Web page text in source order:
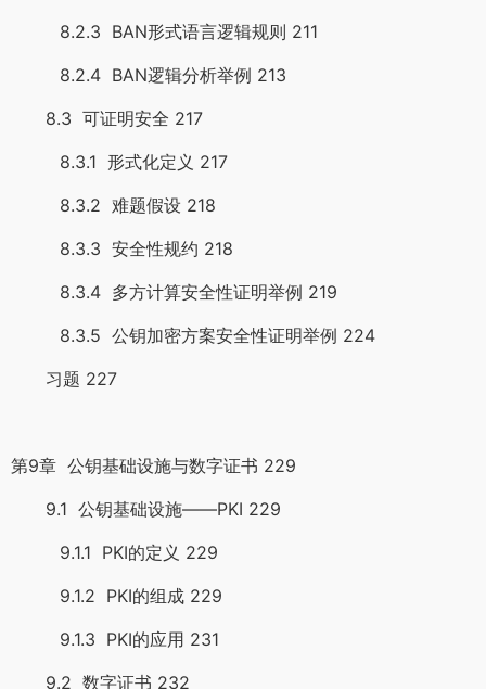
8.2.3 BAN形式语言逻辑规则 211
8.2.4 BAN逻辑分析举例 213
8.3 可证明安全 217
8.3.1 形式化定义 217
8.3.2 难题假设 218
8.3.3 安全性规约 218
8.3.4 多方计算安全性证明举例 219
8.3.5 公钥加密方案安全性证明举例 224
习题 227
第9章 公钥基础设施与数字证书 229
9.1 公钥基础设施——PKI 229
9.1.1 PKI的定义 229
9.1.2 PKI的组成 229
9.1.3 PKI的应用 231
9.2 数字证书 232